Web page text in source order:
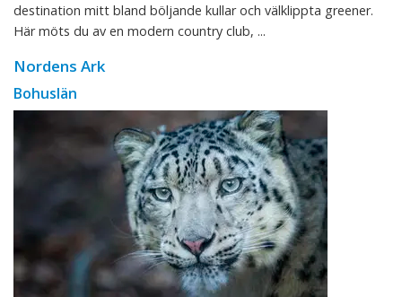
destination mitt bland böljande kullar och välklippta greener.
Här möts du av en modern country club, ...
Nordens Ark
Bohuslän